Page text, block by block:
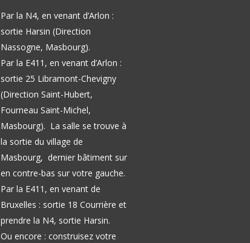
Par la N4, en venant d’Arlon :
sortie Harsin (Direction
Nassogne, Masbourg).
Par la E411, en venant d’Arlon :
sortie 25 Libramont-Chevigny
(Direction Saint-Hubert,
Fourneau Saint-Michel,
Masbourg). La salle se trouve à
la sortie du village de
Masbourg, dernier bâtiment sur
en contre-bas sur votre gauche.
Par la E411, en venant de
Bruxelles : sortie 18 Courrière et
prendre la N4, sortie Harsin.
Ou encore : construisez votre